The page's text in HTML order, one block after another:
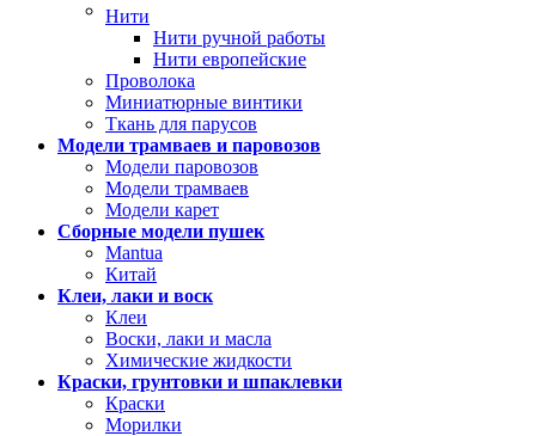
Нити
Нити ручной работы
Нити европейские
Проволока
Миниатюрные винтики
Ткань для парусов
Модели трамваев и паровозов
Модели паровозов
Модели трамваев
Модели карет
Сборные модели пушек
Mantua
Китай
Клеи, лаки и воск
Клеи
Воски, лаки и масла
Химические жидкости
Краски, грунтовки и шпаклевки
Краски
Морилки